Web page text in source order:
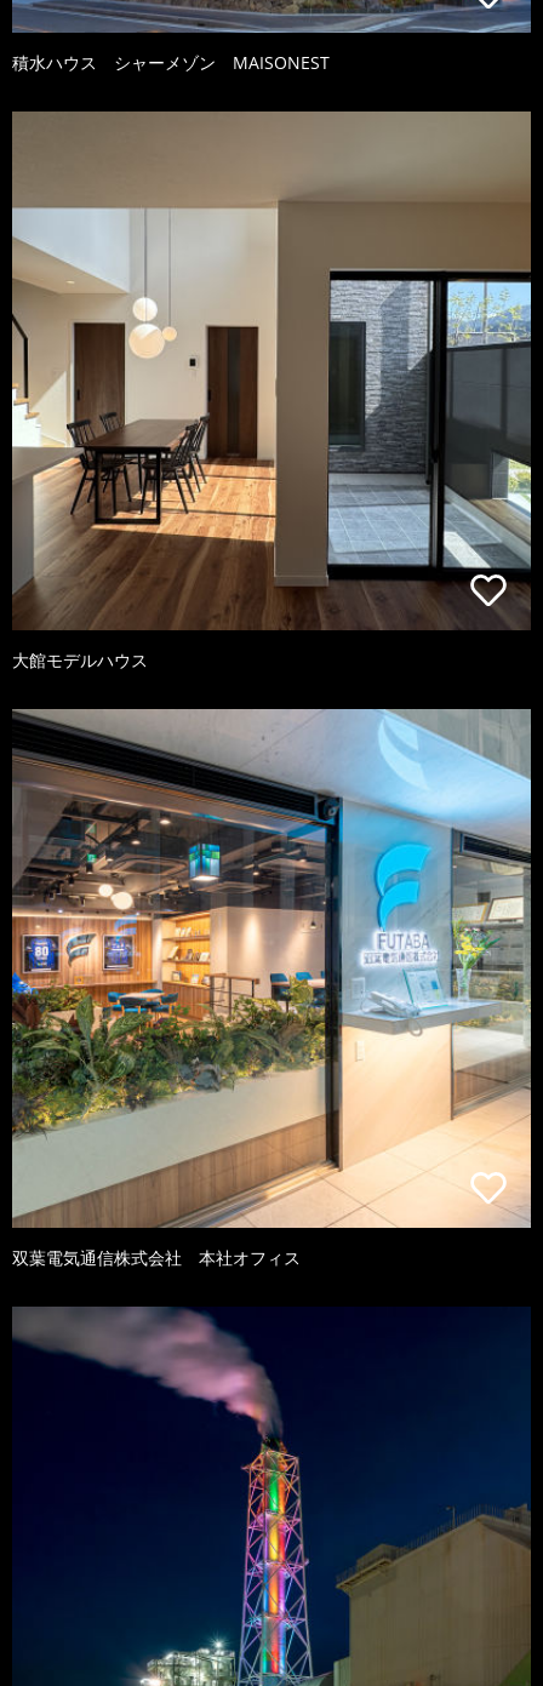
積水ハウス シャーメゾン MAISONEST
大館モデルハウス
双葉電気通信株式会社 本社オフィス